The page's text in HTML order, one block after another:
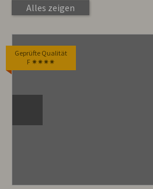
Alles zeigen
Geprüfte Qualität
F ✷✷✷✷